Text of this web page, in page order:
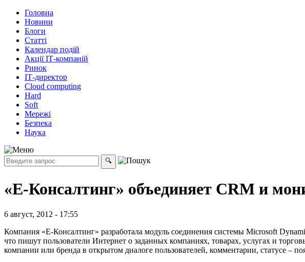
Головна
Новини
Блоги
Статті
Календар подій
Акції ІТ-компаній
Ринок
ІТ-директор
Cloud computing
Hard
Soft
Мережі
Безпека
Наука
«Е-Консалтинг» объединяет CRM и
6 август, 2012 - 17:55
Компания «Е-Консалтинг» разработала модуль соединения системы Microsoft
что пишут пользователи Интернет о заданных компаниях, товарах, услугах и
компании или бренда в открытом диалоге пользователей, комментарии, статусе –